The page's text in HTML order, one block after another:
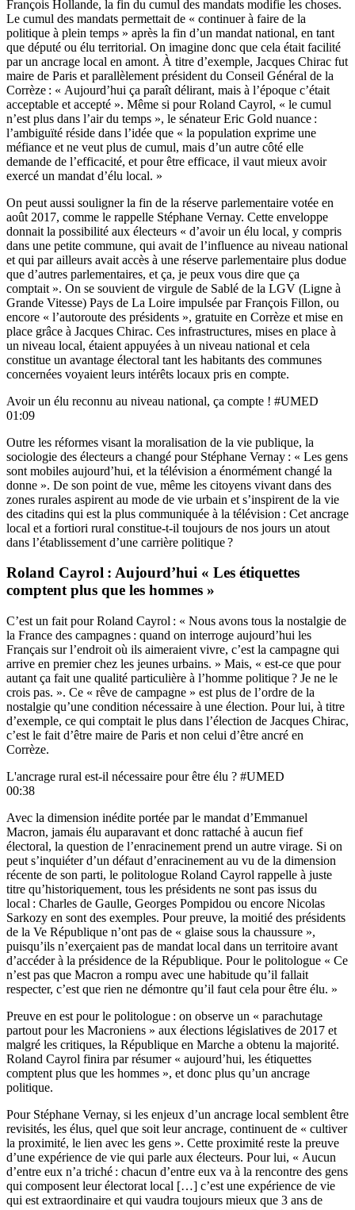
François Hollande, la fin du cumul des mandats modifie les choses.
Le cumul des mandats permettait de « continuer à faire de la
politique à plein temps » après la fin d’un mandat national, en tant
que député ou élu territorial. On imagine donc que cela était facilité
par un ancrage local en amont. À titre d’exemple, Jacques Chirac fut
maire de Paris et parallèlement président du Conseil Général de la
Corrèze : « Aujourd’hui ça paraît délirant, mais à l’époque c’était
acceptable et accepté ». Même si pour Roland Cayrol, « le cumul
n’est plus dans l’air du temps », le sénateur Eric Gold nuance :
l’ambiguïté réside dans l’idée que « la population exprime une
méfiance et ne veut plus de cumul, mais d’un autre côté elle
demande de l’efficacité, et pour être efficace, il vaut mieux avoir
exercé un mandat d’élu local. »
On peut aussi souligner la fin de la réserve parlementaire votée en
août 2017, comme le rappelle Stéphane Vernay. Cette enveloppe
donnait la possibilité aux électeurs « d’avoir un élu local, y compris
dans une petite commune, qui avait de l’influence au niveau national
et qui par ailleurs avait accès à une réserve parlementaire plus dodue
que d’autres parlementaires, et ça, je peux vous dire que ça
comptait ». On se souvient de virgule de Sablé de la LGV (Ligne à
Grande Vitesse) Pays de La Loire impulsée par François Fillon, ou
encore « l’autoroute des présidents », gratuite en Corrèze et mise en
place grâce à Jacques Chirac. Ces infrastructures, mises en place à
un niveau local, étaient appuyées à un niveau national et cela
constitue un avantage électoral tant les habitants des communes
concernées voyaient leurs intérêts locaux pris en compte.
Avoir un élu reconnu au niveau national, ça compte ! #UMED
01:09
Outre les réformes visant la moralisation de la vie publique, la
sociologie des électeurs a changé pour Stéphane Vernay : « Les gens
sont mobiles aujourd’hui, et la télévision a énormément changé la
donne ». De son point de vue, même les citoyens vivant dans des
zones rurales aspirent au mode de vie urbain et s’inspirent de la vie
des citadins qui est la plus communiquée à la télévision : Cet ancrage
local et a fortiori rural constitue-t-il toujours de nos jours un atout
dans l’établissement d’une carrière politique ?
Roland Cayrol : Aujourd’hui « Les étiquettes
comptent plus que les hommes »
C’est un fait pour Roland Cayrol : « Nous avons tous la nostalgie de
la France des campagnes : quand on interroge aujourd’hui les
Français sur l’endroit où ils aimeraient vivre, c’est la campagne qui
arrive en premier chez les jeunes urbains. » Mais, « est-ce que pour
autant ça fait une qualité particulière à l’homme politique ? Je ne le
crois pas. ». Ce « rêve de campagne » est plus de l’ordre de la
nostalgie qu’une condition nécessaire à une élection. Pour lui, à titre
d’exemple, ce qui comptait le plus dans l’élection de Jacques Chirac,
c’est le fait d’être maire de Paris et non celui d’être ancré en
Corrèze.
L'ancrage rural est-il nécessaire pour être élu ? #UMED
00:38
Avec la dimension inédite portée par le mandat d’Emmanuel
Macron, jamais élu auparavant et donc rattaché à aucun fief
électoral, la question de l’enracinement prend un autre virage. Si on
peut s’inquiéter d’un défaut d’enracinement au vu de la dimension
récente de son parti, le politologue Roland Cayrol rappelle à juste
titre qu’historiquement, tous les présidents ne sont pas issus du
local : Charles de Gaulle, Georges Pompidou ou encore Nicolas
Sarkozy en sont des exemples. Pour preuve, la moitié des présidents
de la Ve République n’ont pas de « glaise sous la chaussure »,
puisqu’ils n’exerçaient pas de mandat local dans un territoire avant
d’accéder à la présidence de la République. Pour le politologue « Ce
n’est pas que Macron a rompu avec une habitude qu’il fallait
respecter, c’est que rien ne démontre qu’il faut cela pour être élu. »
Preuve en est pour le politologue : on observe un « parachutage
partout pour les Macroniens » aux élections législatives de 2017 et
malgré les critiques, la République en Marche a obtenu la majorité.
Roland Cayrol finira par résumer « aujourd’hui, les étiquettes
comptent plus que les hommes », et donc plus qu’un ancrage
politique.
Pour Stéphane Vernay, si les enjeux d’un ancrage local semblent être
revisités, les élus, quel que soit leur ancrage, continuent de « cultiver
la proximité, le lien avec les gens ». Cette proximité reste la preuve
d’une expérience de vie qui parle aux électeurs. Pour lui, « Aucun
d’entre eux n’a triché : chacun d’entre eux va à la rencontre des gens
qui composent leur électorat local […] c’est une expérience de vie
qui est extraordinaire et qui vaudra toujours mieux que 3 ans de